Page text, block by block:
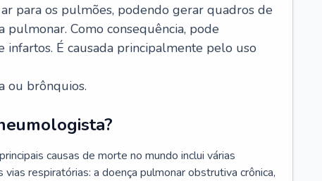
para os pulmões, podendo gerar quadros de
pulmonar. Como consequência, pode
infartos. É causada principalmente pelo uso
ou brônquios.
causas de morte no mundo inclui várias
respiratórias: a doença pulmonar obstrutiva crônica,